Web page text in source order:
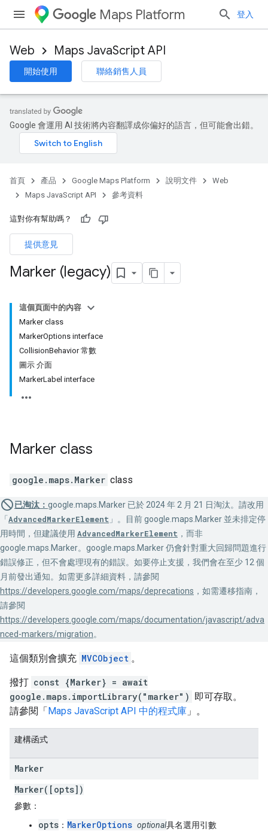
Maps Platform 登入
Web Maps JavaScript API
開始使用 聯絡銷售人員
Google 會運用 AI 技術將內容翻譯成你偏好的語言，但可能會出錯。
首頁 產品 Google Maps Platform 說明文件
Web
Maps JavaScript API
參考資料
這對你有幫助嗎？
提供意見
Marker (legacy)
這個頁面中的內容
Marker class
MarkerOptions interface
CollisionBehavior 常數
圖示 介面
MarkerLabel interface
Marker class
google.maps. Marker class
已淘汰： google.maps.Marker 已於 2024 年 2 月 21 日淘汰。請改用
「 AdvancedMarkerElement 」。目前 google.maps.Marker 並未排定停
用時間，但建議使用 AdvancedMarkerElement ，而非
google.maps.Marker。google.maps.Marker 仍會針對重大回歸問題進行
錯誤修正，但不會處理現有的錯誤。如要停止支援，我們會在至少 12 個
月前發出通知。如需更多詳細資料，請參閱
https://developers.google.com/maps/deprecations ，如需遷移指南，
請參閱
https://developers.google.com/maps/documentation/javascript/adva
nced-markers/migration。
這個類別會擴充 MVCObject 。
撥打 const {Marker} = await
google.maps.importLibrary("marker") 即可存取。
請參閱「Maps JavaScript API 中的程式庫 」。
建構函式
Marker
Marker([opts])
參數：
opts ： MarkerOptions optional具名選用引數